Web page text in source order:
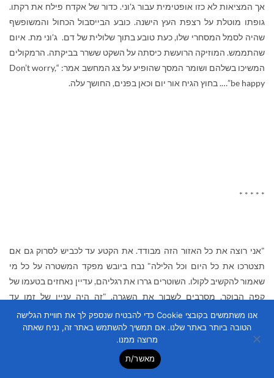
אך המציאות לא כזו אופטימית עבור ג'וני. כדור של אקדח פילח את רקתו.
גופתו מוטלת על רצפת העץ הישנה. כובע הבייסבול הכחול והמשופשף
שהיה לסמל המסחרי שלו, כעת טובע בתוך שלולית של דם. ג'וני מת. איום
שהתממש. המוזיקה הרועשת כיסתה על השקט ששרר בביקתה. הרמקולים
המשיכו בשלהם ושומר המסך שהופיע על צג המחשב אמר: “Don’t worry,
be happy”…. בחוץ הגיח אור יום וכאן בפנים, החושך עלה.
* * * * *
"אני רוצה את כל האזור הזה מבודד. את הקטע עד לכביש לסרוק גם אם
תצטרכו את כל היום וכל הלילה" נבח ביובש מפקד המשטרה על כל מי
שאמור להקשיב לקולו. השוטרים גררו את רגליהם, עדיין נאחזים בטעמו של
קפה הבוקר, מסרבים לשבור את השגרה. "זה היה עניין של זמן עד
שהמאפיה תרצח גם פה, אפשר לחשוב שעוד כמה דקות ישנו משהו" חשבו
לעצמם. החום ששרר בתוספת הלחות שהגיעה מהים, לא הועילו
למוטיבציה שגם ככה לא התעוררה הבוקר.
"אז עוד פעם, תספר לי מה ראית כשהגעת לכאן אדון….?"
אנו משתמשים בקובצי Cookie כדי להבטיח שנספק לך את חוויית הגלישה
הטובה ביותר באתר שלנו. אם תמשיך להשתמש באתר זה, נניח שאתה
מרוצה ממנו.
מאשר/ת